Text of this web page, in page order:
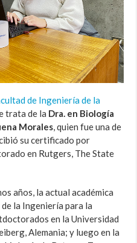
de Ingeniería de la
trata de la Dra. en Biología
Morales, quien fue una de
su certificado por
en Rutgers, The State
años, la actual académica
la Ingeniería para la
en la Universidad
Alemania; y luego en la